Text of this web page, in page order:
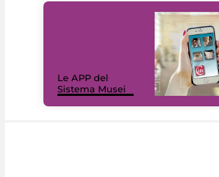
Le APP del
Sistema Musei